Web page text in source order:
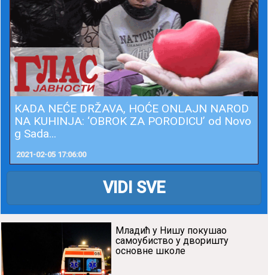
KADA NEĆE DRŽAVA, HOĆE ONLAJN NAROD
NA KUHINJA: ‘OBROK ZA PORODICU’ od Novo
g Sada...
2021-02-05 17:06:00
VIDI SVE
Младић у Нишу покушао
самоубиство у дворишту
основне школе